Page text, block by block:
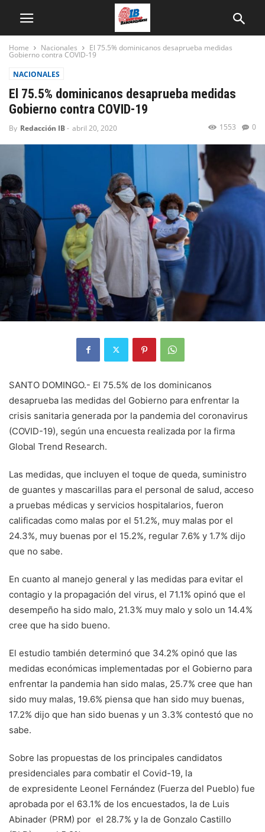
Home Nacionales El 75.5% dominicanos desaprueba medidas
Gobierno contra COVID-19
NACIONALES
El 75.5% dominicanos desaprueba medidas
Gobierno contra COVID-19
By Redacción IB- abril 20, 2020 0
1553
SANTO DOMINGO.- El 75.5% de los dominicanos
desaprueba las medidas del Gobierno para enfrentar la
crisis sanitaria generada por la pandemia del coronavirus
(COVID-19), según una encuesta realizada por la firma
Global Trend Research.
Las medidas, que incluyen el toque de queda, suministro
de guantes y mascarillas para el personal de salud, acceso
a pruebas médicas y servicios hospitalarios, fueron
calificadas como malas por el 51.2%, muy malas por el
24.3%, muy buenas por el 15.2%, regular 7.6% y 1.7% dijo
que no sabe.
En cuanto al manejo general y las medidas para evitar el
contagio y la propagación del virus, el 71.1% opinó que el
desempeño ha sido malo, 21.3% muy malo y solo un 14.4%
cree que ha sido bueno.
El estudio también determinó que 34.2% opinó que las
medidas económicas implementadas por el Gobierno para
enfrentar la pandemia han sido malas, 25.7% cree que han
sido muy malas, 19.6% piensa que han sido muy buenas,
17.2% dijo que han sido buenas y un 3.3% contestó que no
sabe.
Sobre las propuestas de los principales candidatos
presidenciales para combatir el Covid-19, la
de expresidente Leonel Fernández (Fuerza del Pueblo) fue
aprobada por el 63.1% de los encuestados, la de Luis
Abinader (PRM) por el 28.7% y la de Gonzalo Castillo